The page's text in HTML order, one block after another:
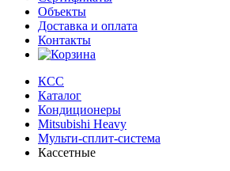
Объекты
Доставка и оплата
Контакты
КСС
Каталог
Кондиционеры
Mitsubishi Heavy
Мульти-сплит-система
Кассетные